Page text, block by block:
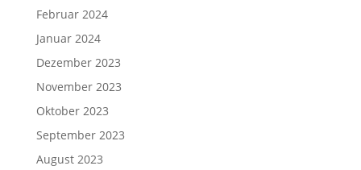
Februar 2024
Januar 2024
Dezember 2023
November 2023
Oktober 2023
September 2023
August 2023